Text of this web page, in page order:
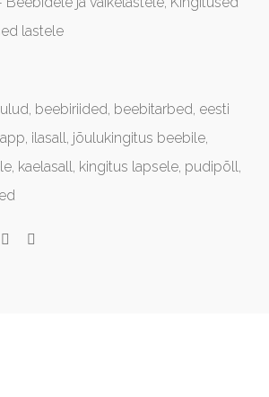
lastele
, beebiriided, beebitarbed, eesti
, ilasall, jõulukingitus beebile,
, kaelasall, kingitus lapsele, pudipõll,